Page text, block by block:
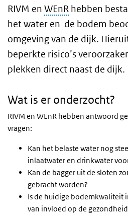
RIVM en WEnR hebben
het water en de bodem
omgeving van de dijk.
beperkte risico’s
plekken direct naast de dijk.
Wat is er onderzocht?
RIVM en WEnR hebben antwoord
vragen:
Kan het belaste water nog
inlaatwater en drinkwater
Kan de bagger uit de sloten
gebracht worden?
Is de huidige bodemkwaliteit
van invloed op de